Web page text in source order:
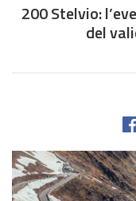
200 Stelvio:
del